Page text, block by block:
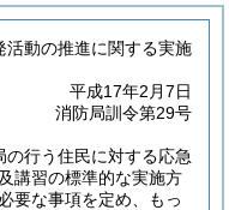
活動の推進に関する実施
平成17年2月7日
消防局訓令第29号
行う住民に対する応急
講習の標準的な実施方
要な事項を定め、もっ